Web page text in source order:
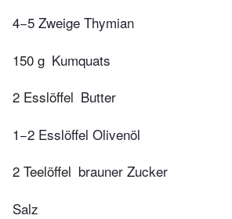
4−5 Zweige Thymian
150 g Kumquats
2 Esslöffel Butter
1−2 Esslöffel Olivenöl
2 Teelöffel brauner Zucker
Salz